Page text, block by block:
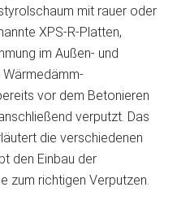
mit rauer oder
XPS-R-Platten,
im Außen- und
vor dem Betonieren
verputzt. Das
die verschiedenen
den Einbau der
zum richtigen Verputzen.